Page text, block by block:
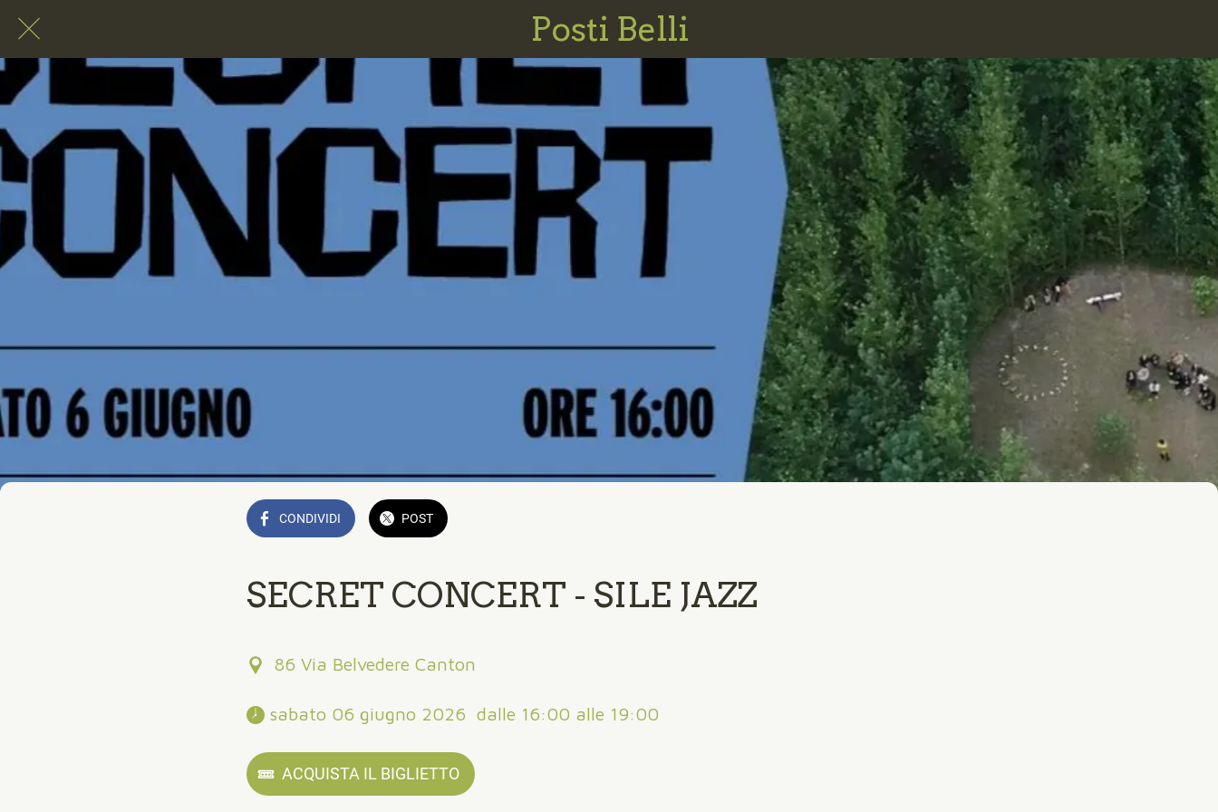
Posti Belli
CONDIVIDI POST
SECRET CONCERT - SILE JAZZ
86 Via Belvedere Canton
sabato 06 giugno 2026  dalle 16:00 alle 19:00
ACQUISTA IL BIGLIETTO